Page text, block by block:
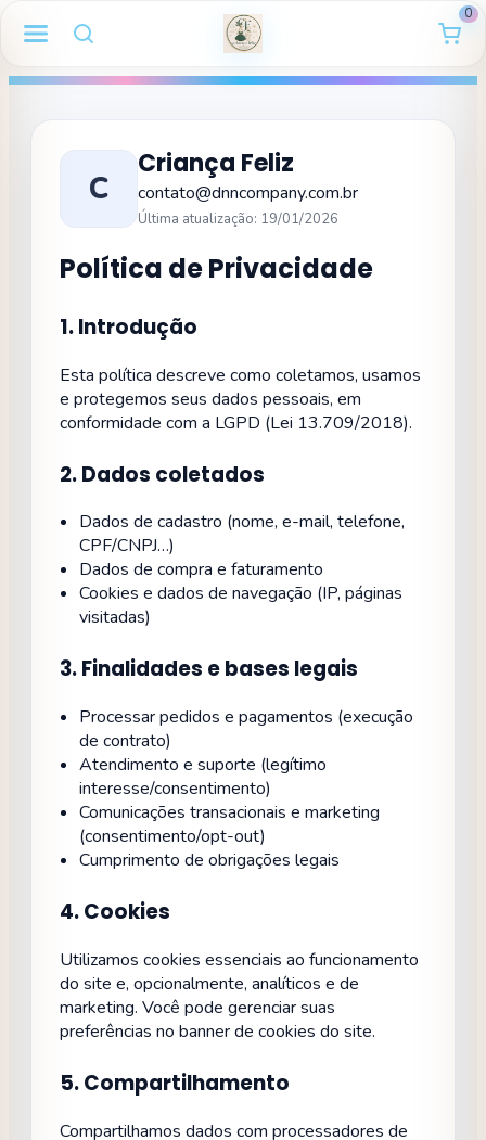
0
C
Criança Feliz
contato@dnncompany.com.br
Última atualização: 19/01/2026
Política de Privacidade
1. Introdução
Esta política descreve como coletamos, usamos
e protegemos seus dados pessoais, em
conformidade com a LGPD (Lei 13.709/2018).
2. Dados coletados
Dados de cadastro (nome, e-mail, telefone,
CPF/CNPJ…)
Dados de compra e faturamento
Cookies e dados de navegação (IP, páginas
visitadas)
3. Finalidades e bases legais
Processar pedidos e pagamentos (execução
de contrato)
Atendimento e suporte (legítimo
interesse/consentimento)
Comunicações transacionais e marketing
(consentimento/opt-out)
Cumprimento de obrigações legais
4. Cookies
Utilizamos cookies essenciais ao funcionamento
do site e, opcionalmente, analíticos e de
marketing. Você pode gerenciar suas
preferências no banner de cookies do site.
5. Compartilhamento
Compartilhamos dados com processadores de